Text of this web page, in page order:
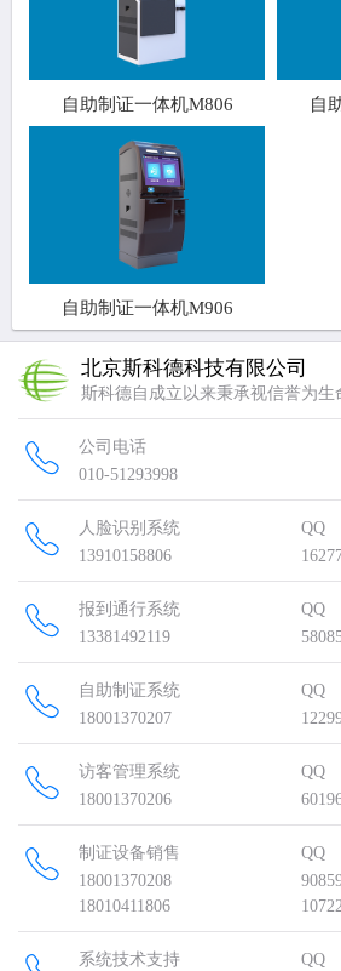
自助制证一体机M806 自
自助制证一体机M906
北京斯科德科技有限公司
公司电话
010-51293998
人脸识别系统
13910158806
QQ
报到通行系统
13381492119
QQ
自助制证系统
18001370207
QQ
访客管理系统
18001370206
QQ
制证设备销售
18001370208
18010411806
QQ
系统技术支持 QQ